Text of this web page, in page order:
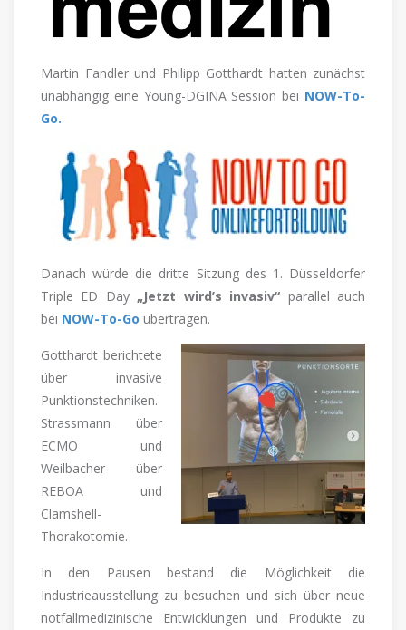
Martin Fandler und Philipp Gotthardt hatten zunächst
unabhängig eine Young-DGINA Session bei NOW-To-
Go.
Danach würde die dritte Sitzung des 1. Düsseldorfer
Triple ED Day „Jetzt wird’s invasiv“ parallel auch
bei NOW-To-Go übertragen.
Gotthardt berichtete
über invasive
Punktionstechniken.
Strassmann über
ECMO und
Weilbacher über
REBOA und
Clamshell-
Thorakotomie.
In den Pausen bestand die Möglichkeit die
Industrieausstellung zu besuchen und sich über neue
notfallmedizinische Entwicklungen und Produkte zu